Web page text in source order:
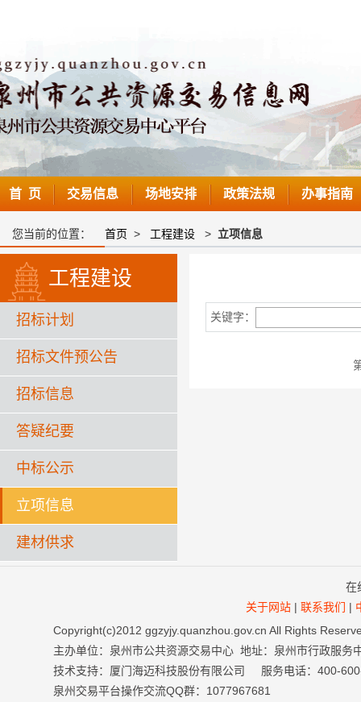
首 页 交易信息 场地安排 政策法规 办事指南
您当前的位置： 首页 > 工程建设 > 立项信息
工程建设
招标计划
招标文件预公告
招标信息
答疑纪要
中标公示
立项信息
建材供求
关键字：
在
关于网站 | 联系我们 |
Copyright(c)2012 ggzyjy.quanzhou.gov.cn All Rights
主办单位：泉州市公共资源交易中心 地址：泉州市行政服
技术支持：厦门海迈科技股份有限公司 服务电话：400-
泉州交易平台操作交流QQ群：1077967681